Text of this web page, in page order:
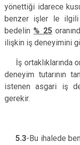
yönettiği idarece
benzer işler le
bedelin % 25
ilişkin iş deneyimini
İş ortaklıklarında
deneyim tutarının
istenen asgari iş
gerekir.
5.3-Bu ihalede